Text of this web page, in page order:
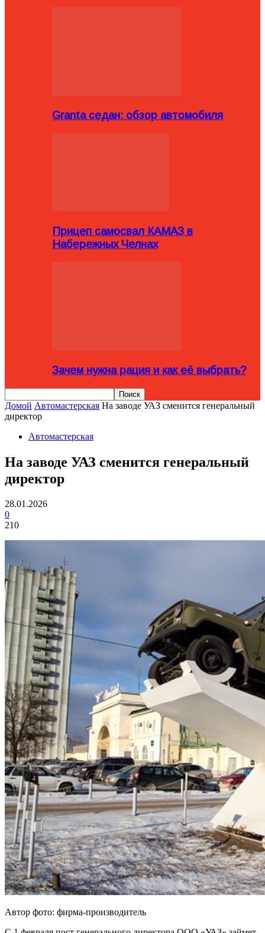
Granta седан: обзор автомобиля
Прицеп самосвал КАМАЗ в
Набережных Челнах
Зачем нужна рация и как её выбрать?
Домой Автомастерская На заводе УАЗ сменится генеральный
директор
Автомастерская
На заводе УАЗ сменится генеральный
директор
28.01.2026
0
210
Автор фото: фирма-производитель